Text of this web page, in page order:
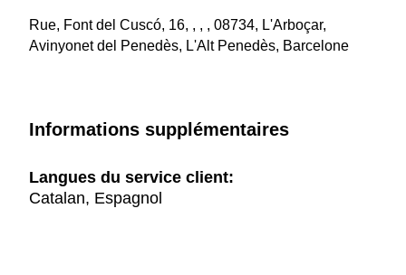
Rue, Font del Cuscó, 16, , , , 08734, L'Arboçar,
Avinyonet del Penedès, L'Alt Penedès, Barcelone
Informations supplémentaires
Langues du service client:
Catalan, Espagnol